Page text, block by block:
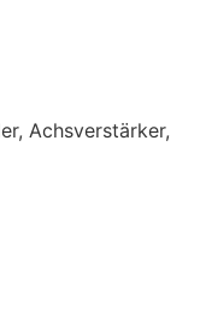
Achsverstärker,